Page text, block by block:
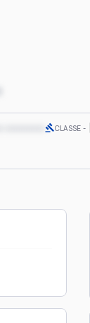
CLASSE